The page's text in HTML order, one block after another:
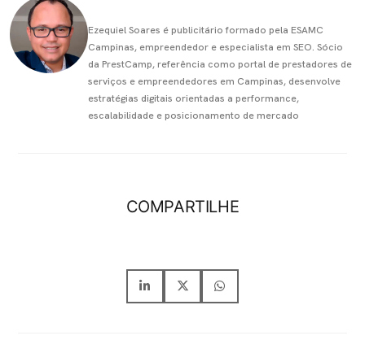
Ezequiel Soares é publicitário formado pela ESAMC
Campinas, empreendedor e especialista em SEO. Sócio
da PrestCamp, referência como portal de prestadores de
serviços e empreendedores em Campinas, desenvolve
estratégias digitais orientadas a performance,
escalabilidade e posicionamento de mercado
COMPARTILHE